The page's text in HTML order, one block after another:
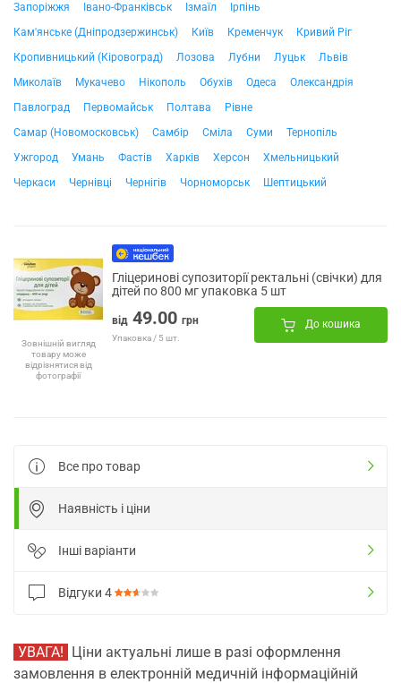
Запоріжжя
Івано-Франківськ Ізмаїл
Ірпінь
Кам'янське (Дніпродзержинськ)
Київ Кременчук
Кривий Ріг
Кропивницький (Кіровоград)
Лозова Лубни Луцьк
Львів
Миколаїв
Мукачево Нікополь Обухів Одеса
Олександрія
Павлоград
Первомайськ Полтава
Рівне
Самар (Новомосковськ)
Самбір Сміла Суми
Тернопіль
Ужгород
Умань Фастів Харків Херсон
Хмельницький
Черкаси
Чернівці Чернігів Чорноморськ Шептицький
Зовнішній вигляд
товару може
відрізнятися від
фотографії
Гліцеринові супозиторії ректальні (свічки) для
дітей по 800 мг упаковка 5 шт
від 49.00 грн
Упаковка / 5 шт.
До кошика
Все про товар
Наявність і ціни
Інші варіанти
Відгуки 4
УВАГА! Ціни актуальні лише в разі оформлення
замовлення в електронній медичній інформаційній